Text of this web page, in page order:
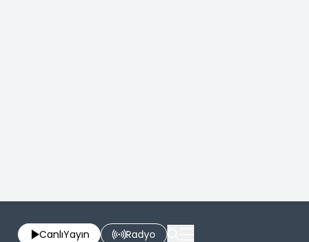
CanlıYayın Radyo